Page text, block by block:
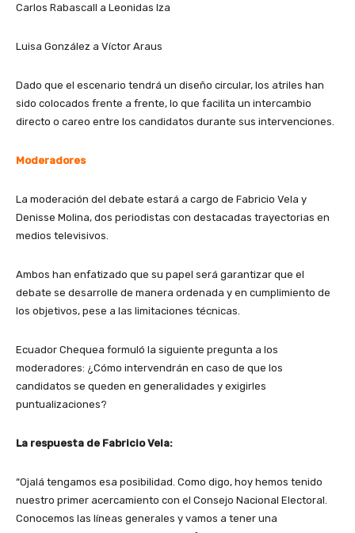
Carlos Rabascall a Leonidas Iza
Luisa González a Víctor Araus
Dado que el escenario tendrá un diseño circular, los atriles han
sido colocados frente a frente, lo que facilita un intercambio
directo o careo entre los candidatos durante sus intervenciones.
Moderadores
La moderación del debate estará a cargo de Fabricio Vela y
Denisse Molina, dos periodistas con destacadas trayectorias en
medios televisivos.
Ambos han enfatizado que su papel será garantizar que el
debate se desarrolle de manera ordenada y en cumplimiento de
los objetivos, pese a las limitaciones técnicas.
Ecuador Chequea formuló la siguiente pregunta a los
moderadores: ¿Cómo intervendrán en caso de que los
candidatos se queden en generalidades y exigirles
puntualizaciones?
La respuesta de Fabricio Vela:
“Ojalá tengamos esa posibilidad. Como digo, hoy hemos tenido
nuestro primer acercamiento con el Consejo Nacional Electoral.
Conocemos las líneas generales y vamos a tener una